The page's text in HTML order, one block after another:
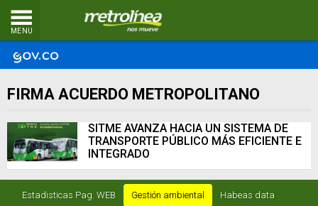
MENU
FIRMA ACUERDO METROPOLITANO
SITME AVANZA HACIA UN SISTEMA DE
TRANSPORTE PÚBLICO MÁS EFICIENTE E
INTEGRADO
Estadisticas Pag. WEB Gestión ambiental Habeas data